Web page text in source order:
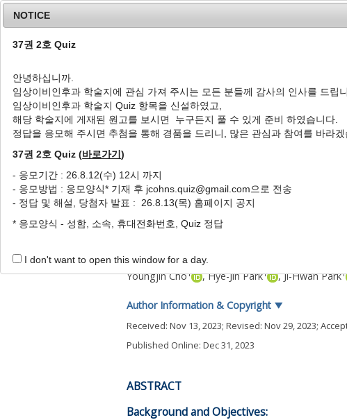
Home Journal Info
J Clin Otolaryngol Head Neck Surg2023;34(4): 143-151
pISSN: 1225-0244, eISSN: 2713-833X
Original Article
수면 장애 호흡 소아에서 편도 및
조영진 ,
Cephalometric Evaluation for
Disordered Children after
Youngjin Cho1 ,Hye-Jin Park1 ,Ji-Hwan Park1
Author Information & Copyright ▼
Received: Nov 13, 2023; Revised: Nov 29, 2023;
Published Online: Dec 31, 2023
ABSTRACT
Background and Objectives:
NOTICE
37권 2호 Quiz
안녕하십니까.
임상이비인후과 학술지에 관심 가져 주시는 모든 분들께 감사의 인사를 드립
임상이비인후과 학술지 Quiz 항목을 신설하였고,
해당 학술지에 게재된 원고를 보시면 누구든지 풀 수 있게 준비 하였습니다.
정답을 응모해 주시면 추첨을 통해 경품을 드리니, 많은 관심과 참여를 바라겠
37권 2호 Quiz (바로가기)
- 응모기간 : 26.8.12(수) 12시 까지
- 응모방법 : 응모양식* 기재 후 jcohns.quiz@gmail.com으로 전송
- 정답 및 해설, 당첨자 발표 : 26.8.13(목) 홈페이지 공지
* 응모양식 - 성함, 소속, 휴대전화번호, Quiz 정답
I don't want to open this window for a day.